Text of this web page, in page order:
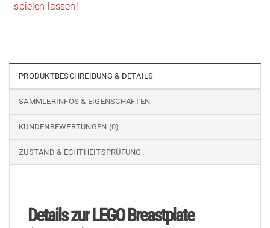
spielen lassen!
PRODUKTBESCHREIBUNG & DETAILS
SAMMLERINFOS & EIGENSCHAFTEN
KUNDENBEWERTUNGEN (0)
ZUSTAND & ECHTHEITSPRÜFUNG
Details zur LEGO Breastplate